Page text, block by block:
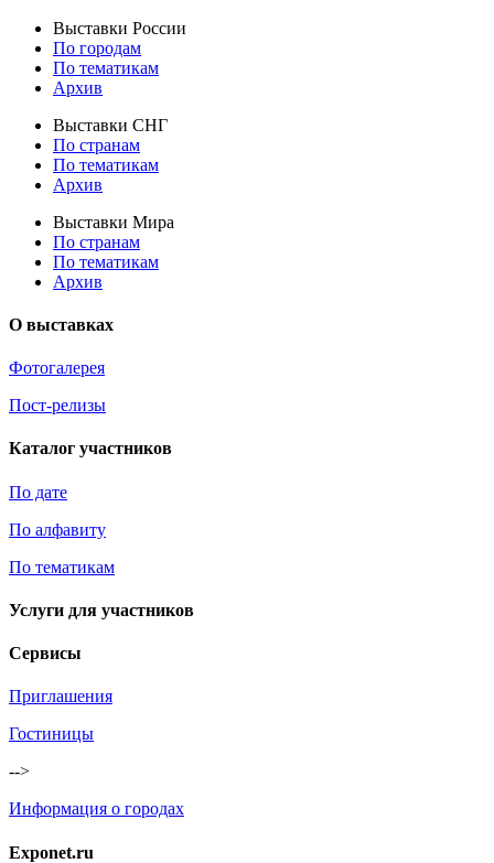
Выставки России
По городам
По тематикам
Архив
Выставки СНГ
По странам
По тематикам
Архив
Выставки Мира
По странам
По тематикам
Архив
О выставках
Фотогалерея
Пост-релизы
Каталог участников
По дате
По алфавиту
По тематикам
Услуги для участников
Сервисы
Приглашения
Гостиницы
-->
Информация о городах
Exponet.ru